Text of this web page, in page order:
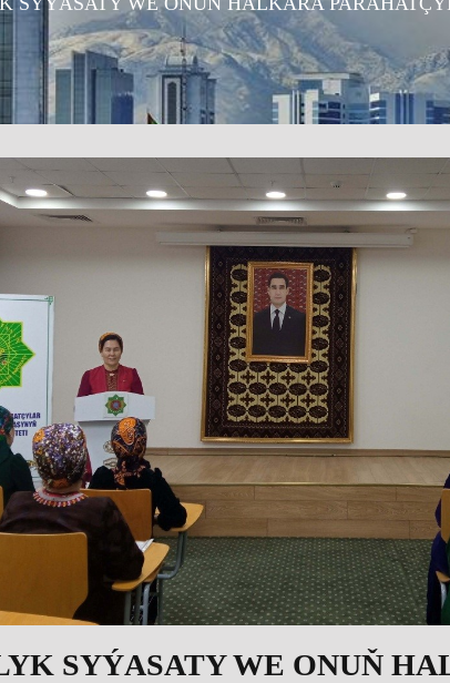
SYÝASATY WE ONUŇ